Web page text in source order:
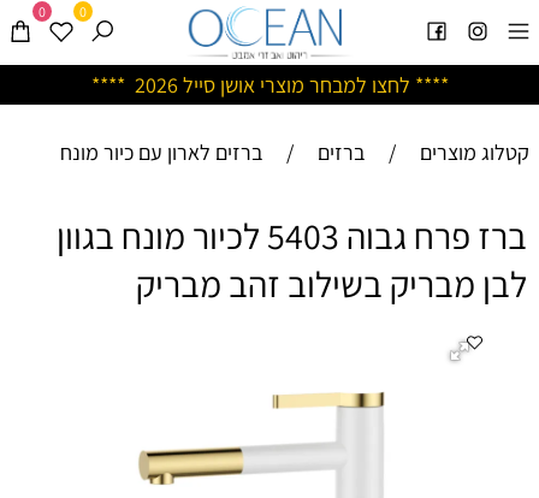
**** לחצו למבחר מוצרי אושן סייל 2026 ****
0 0
קטלוג מוצרים / ברזים / ברזים לארון עם כיור מונח
ברז פרח גבוה 5403 לכיור מונח בגוון
לבן מבריק בשילוב זהב מבריק